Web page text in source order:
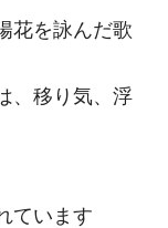
花を詠んだ歌
、移り気、浮
ています